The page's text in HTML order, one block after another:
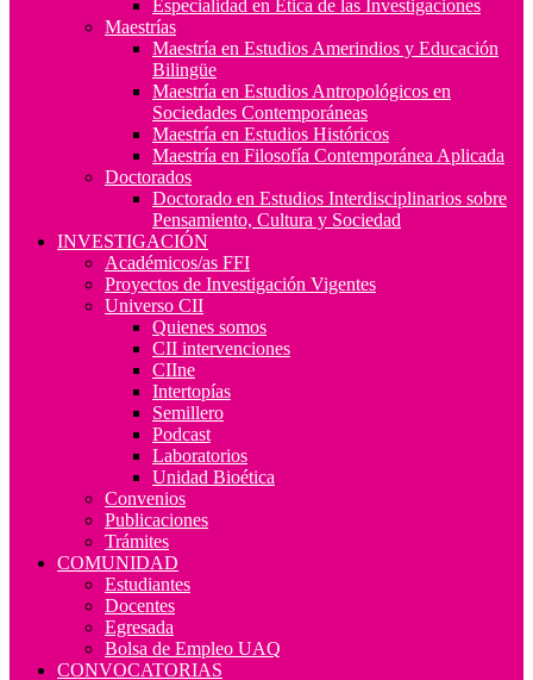
Especialidad en Ética de las Investigaciones
Maestrías
Maestría en Estudios Amerindios y Educación
Bilingüe
Maestría en Estudios Antropológicos en
Sociedades Contemporáneas
Maestría en Estudios Históricos
Maestría en Filosofía Contemporánea Aplicada
Doctorados
Doctorado en Estudios Interdisciplinarios sobre
Pensamiento, Cultura y Sociedad
INVESTIGACIÓN
Académicos/as FFI
Proyectos de Investigación Vigentes
Universo CII
Quienes somos
CII intervenciones
CIIne
Intertopías
Semillero
Podcast
Laboratorios
Unidad Bioética
Convenios
Publicaciones
Trámites
COMUNIDAD
Estudiantes
Docentes
Egresada
Bolsa de Empleo UAQ
CONVOCATORIAS